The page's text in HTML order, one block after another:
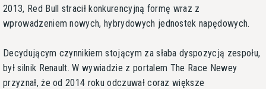
2013, Red Bull stracił konkurencyjną formę wraz z
wprowadzeniem nowych, hybrydowych jednostek napędowych.
Decydującym czynnikiem stojącym za słaba dyspozycją zespołu,
był silnik Renault. W wywiadzie z portalem The Race Newey
przyznał, że od 2014 roku odczuwał coraz większe